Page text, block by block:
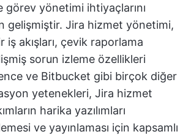
görev yönetimi ihtiyaçlarını
gelişmiştir. Jira hizmet yönetimi,
iş akışları, çevik raporlama
sorun izleme özellikleri
ve Bitbucket gibi birçok diğer
yetenekleri, Jira hizmet
harika yazılımları
ve yayınlaması için kapsamlı